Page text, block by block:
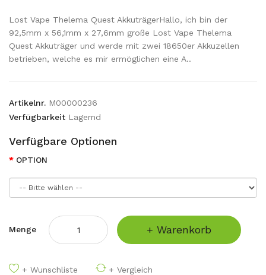
Lost Vape Thelema Quest AkkuträgerHallo, ich bin der
92,5mm x 56,1mm x 27,6mm große Lost Vape Thelema
Quest Akkuträger und werde mit zwei 18650er Akkuzellen
betrieben, welche es mir ermöglichen eine A..
Artikelnr. M00000236
Verfügbarkeit Lagernd
Verfügbare Optionen
OPTION
Menge + Warenkorb
+ Wunschliste + Vergleich